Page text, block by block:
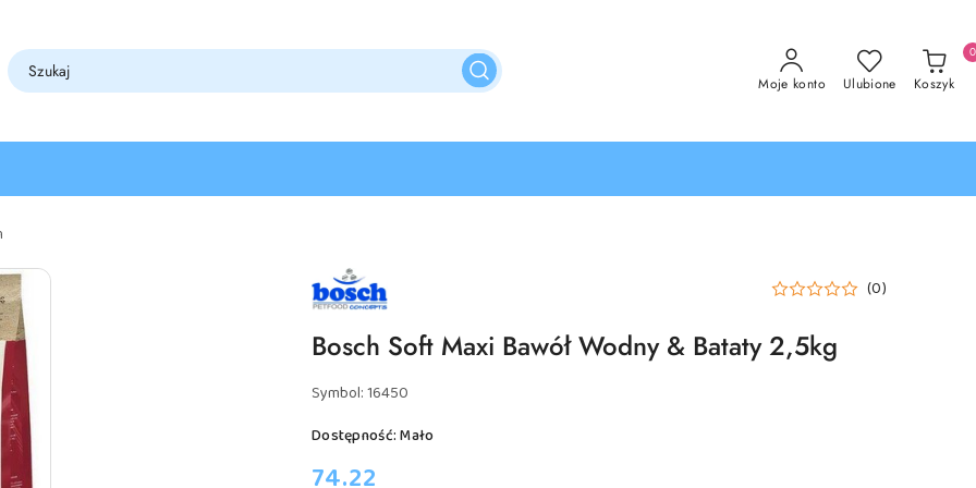
Moje konto Ulubione Koszyk
0
NAZWA
PRODUCENTA:
BOSCH
(0)
Bosch Soft Maxi Bawół Wodny & Bataty 2,5kg
Symbol:16450
Dostępność:Mało
cena:
74.22